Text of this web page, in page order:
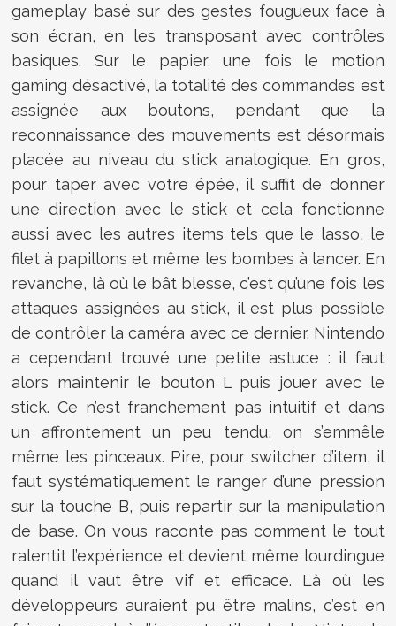
gameplay basé sur des gestes fougueux face à
son écran, en les transposant avec contrôles
basiques. Sur le papier, une fois le motion
gaming désactivé, la totalité des commandes est
assignée aux boutons, pendant que la
reconnaissance des mouvements est désormais
placée au niveau du stick analogique. En gros,
pour taper avec votre épée, il suffit de donner
une direction avec le stick et cela fonctionne
aussi avec les autres items tels que le lasso, le
filet à papillons et même les bombes à lancer. En
revanche, là où le bât blesse, c’est qu’une fois les
attaques assignées au stick, il est plus possible
de contrôler la caméra avec ce dernier. Nintendo
a cependant trouvé une petite astuce : il faut
alors maintenir le bouton L puis jouer avec le
stick. Ce n’est franchement pas intuitif et dans
un affrontement un peu tendu, on s’emmêle
même les pinceaux. Pire, pour switcher d’item, il
faut systématiquement le ranger d’une pression
sur la touche B, puis repartir sur la manipulation
de base. On vous raconte pas comment le tout
ralentit l’expérience et devient même lourdingue
quand il vaut être vif et efficace. Là où les
développeurs auraient pu être malins, c’est en